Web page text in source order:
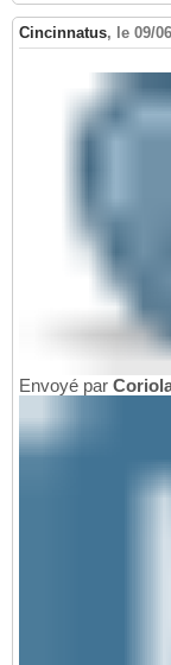
Cincinnatus, le 09/
Envoyé par